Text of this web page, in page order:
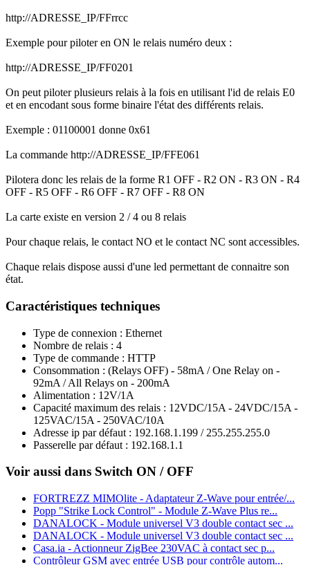
http://ADRESSE_IP/FFrrcc
Exemple pour piloter en ON le relais numéro deux :
http://ADRESSE_IP/FF0201
On peut piloter plusieurs relais à la fois en utilisant l'id de relais E0
et en encodant sous forme binaire l'état des différents relais.
Exemple : 01100001 donne 0x61
La commande http://ADRESSE_IP/FFE061
Pilotera donc les relais de la forme R1 OFF - R2 ON - R3 ON - R4
OFF - R5 OFF - R6 OFF - R7 OFF - R8 ON
La carte existe en version 2 / 4 ou 8 relais
Pour chaque relais, le contact NO et le contact NC sont accessibles.
Chaque relais dispose aussi d'une led permettant de connaitre son
état.
Caractéristiques techniques
Type de connexion : Ethernet
Nombre de relais : 4
Type de commande : HTTP
Consommation : (Relays OFF) - 58mA / One Relay on -
92mA / All Relays on - 200mA
Alimentation : 12V/1A
Capacité maximum des relais : 12VDC/15A - 24VDC/15A -
125VAC/15A - 250VAC/10A
Adresse ip par défaut : 192.168.1.199 / 255.255.255.0
Passerelle par défaut : 192.168.1.1
Voir aussi dans Switch ON / OFF
FORTREZZ MIMOlite - Adaptateur Z-Wave pour entrée/...
Popp "Strike Lock Control" - Module Z-Wave Plus re...
DANALOCK - Module universel V3 double contact sec ...
DANALOCK - Module universel V3 double contact sec ...
Casa.ia - Actionneur ZigBee 230VAC à contact sec p...
Contrôleur GSM avec entrée USB pour contrôle autom...